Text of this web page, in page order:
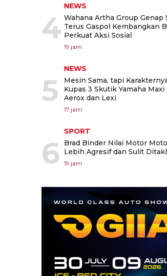
4
NEWS
Wahana Artha Group Genap
Terus Gaspol Kembangkan
Perkuat Aksi Sosial
19 jam
5
NEWS
Mesin Sama, tapi
Kupas 3 Skutik Yamaha Maxi
Aerox dan Lexi
17 jam
6
SPORT
Brad Binder Nilai Motor
Lebih Agresif dan Sulit
19 jam